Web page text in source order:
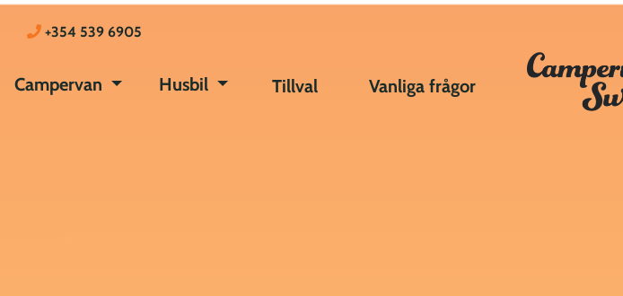
+354 539 6905
Campervan Husbil Tillval Vanliga frågor